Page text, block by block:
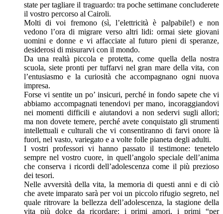
state per tagliare il traguardo: tra poche settimane concluderete
il vostro percorso al Cairoli.
Molti di voi fremono (sì, l’elettricità è palpabile!) e non
vedono l’ora di migrare verso altri lidi: ormai siete giovani
uomini e donne e vi affacciate al futuro pieni di speranze,
desiderosi di misurarvi con il mondo.
Da una realtà piccola e protetta, come quella della nostra
scuola, siete pronti per tuffarvi nel gran mare della vita, con
l’entusiasmo e la curiosità che accompagnano ogni nuova
impresa.
Forse vi sentite un po’ insicuri, perché in fondo sapete che vi
abbiamo accompagnati tenendovi per mano, incoraggiandovi
nei momenti difficili e aiutandovi a non sedervi sugli allori;
ma non dovete temere, perché avete conquistato gli strumenti
intellettuali e culturali che vi consentiranno di farvi onore là
fuori, nel vasto, variegato e a volte folle pianeta degli adulti.
I vostri professori vi hanno passato il testimone: tenetelo
sempre nel vostro cuore, in quell’angolo speciale dell’anima
che conserva i ricordi dell’adolescenza come il più prezioso
dei tesori.
Nelle avversità della vita, la memoria di questi anni e di ciò
che avete imparato sarà per voi un piccolo rifugio segreto, nel
quale ritrovare la bellezza dell’adolescenza, la stagione della
vita più dolce da ricordare: i primi amori, i primi “per